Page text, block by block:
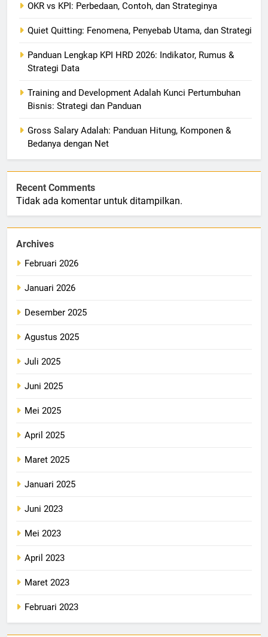
OKR vs KPI: Perbedaan, Contoh, dan Strateginya
Quiet Quitting: Fenomena, Penyebab Utama, dan Strategi
Panduan Lengkap KPI HRD 2026: Indikator, Rumus &
Strategi Data
Training and Development Adalah Kunci Pertumbuhan
Bisnis: Strategi dan Panduan
Gross Salary Adalah: Panduan Hitung, Komponen &
Bedanya dengan Net
Recent Comments
Tidak ada komentar untuk ditampilkan.
Archives
Februari 2026
Januari 2026
Desember 2025
Agustus 2025
Juli 2025
Juni 2025
Mei 2025
April 2025
Maret 2025
Januari 2025
Juni 2023
Mei 2023
April 2023
Maret 2023
Februari 2023